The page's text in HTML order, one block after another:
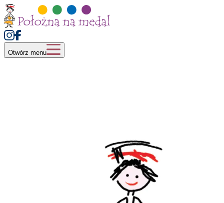
Otwórz menu